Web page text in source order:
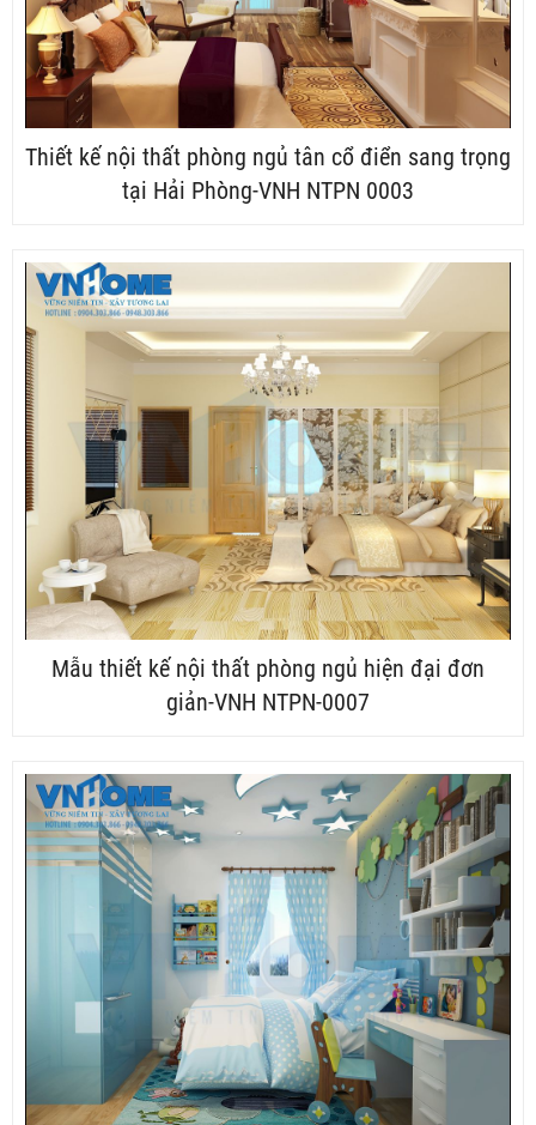
Thiết kế nội thất phòng ngủ tân cổ điển sang trọng
tại Hải Phòng-VNH NTPN 0003
Mẫu thiết kế nội thất phòng ngủ hiện đại đơn
giản-VNH NTPN-0007